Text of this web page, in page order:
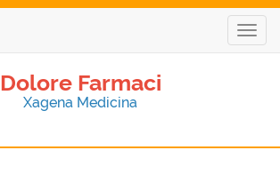
Dolore Farmaci
Xagena Medicina